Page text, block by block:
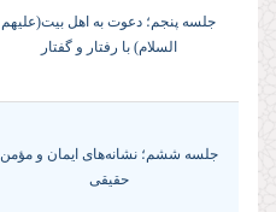
جلسه پنجم؛ دعوت به اهل بیت(علیهم
السلام) با رفتار و گفتار
جلسه ششم؛ نشانه‌هاى ایمان و مؤمن
حقیقى